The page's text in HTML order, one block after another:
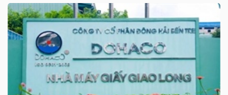
tài
chính
Dữ